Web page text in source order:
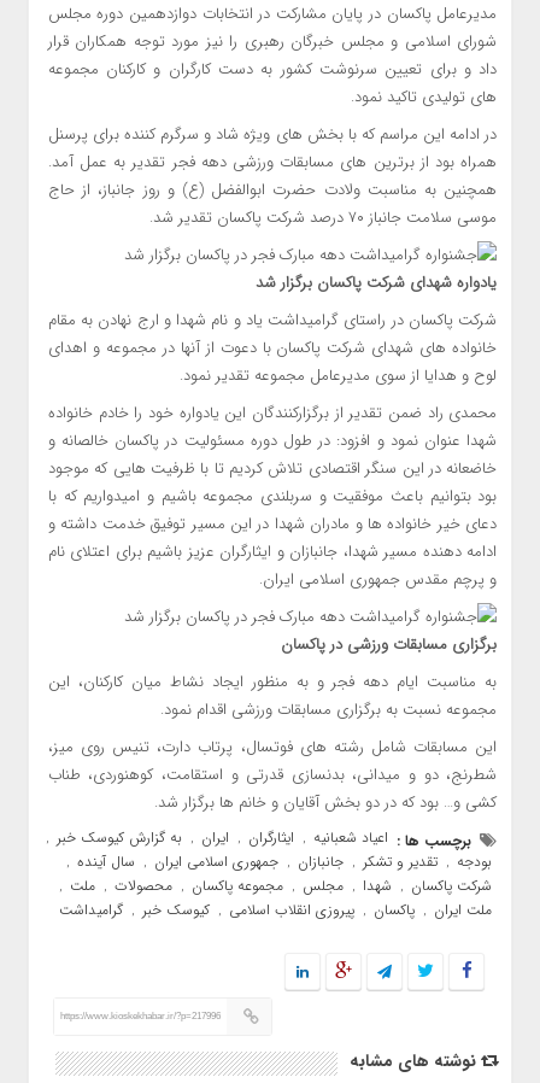
مدیرعامل پاکسان در پایان مشارکت در انتخابات دوازدهمین دوره مجلس
شورای اسلامی و مجلس خبرگان رهبری را نیز مورد توجه همکاران قرار
داد و برای تعیین سرنوشت کشور به دست کارگران و کارکنان مجموعه
های تولیدی تاکید نمود.
در ادامه این مراسم که با بخش های ویژه شاد و سرگرم کننده برای پرسنل
همراه بود از برترین های مسابقات ورزشی دهه فجر تقدیر به عمل آمد.
همچنین به مناسبت ولادت حضرت ابوالفضل (ع) و روز جانباز، از حاج
موسی سلامت جانباز ۷۰ درصد شرکت پاکسان تقدیر شد.
یادواره شهدای شرکت پاکسان برگزار شد
شرکت پاکسان در راستای گرامیداشت یاد و نام شهدا و ارج نهادن به مقام
خانواده های شهدای شرکت پاکسان با دعوت از آنها در مجموعه و اهدای
لوح و هدایا از سوی مدیرعامل مجموعه تقدیر نمود.
محمدی راد ضمن تقدیر از برگزارکنندگان این یادواره خود را خادم خانواده
شهدا عنوان نمود و افزود: در طول دوره مسئولیت در پاکسان خالصانه و
خاضعانه در این سنگر اقتصادی تلاش کردیم تا با ظرفیت هایی که موجود
بود بتوانیم باعث موفقیت و سربلندی مجموعه باشیم و امیدواریم که با
دعای خیر خانواده ها و مادران شهدا در این مسیر توفیق خدمت داشته و
ادامه دهنده مسیر شهدا، جانبازان و ایثارگران عزیز باشیم برای اعتلای نام
و پرچم مقدس جمهوری اسلامی ایران.
برگزاری مسابقات ورزشی در پاکسان
به مناسبت ایام دهه فجر و به منظور ایجاد نشاط میان کارکنان، این
مجموعه نسبت به برگزاری مسابقات ورزشی اقدام نمود.
این مسابقات شامل رشته های فوتسال، پرتاب دارت، تنیس روی میز،
شطرنج، دو و میدانی، بدنسازی قدرتی و استقامت، کوهنوردی، طناب
کشی و… بود که در دو بخش آقایان و خانم ها برگزار شد.
برچسب ها : اعیاد شعبانیه , ایثارگران , ایران , به گزارش کیوسک خبر ,
بودجه , تقدیر و تشکر , جانبازان , جمهوری اسلامی ایران , سال آینده ,
شرکت پاکسان , شهدا , مجلس , مجموعه پاکسان , محصولات , ملت ,
ملت ایران , پاکسان , پیروزی انقلاب اسلامی , کیوسک خبر , گرامیداشت
https://www.kioskekhabar.ir/?p=217996
نوشته های مشابه